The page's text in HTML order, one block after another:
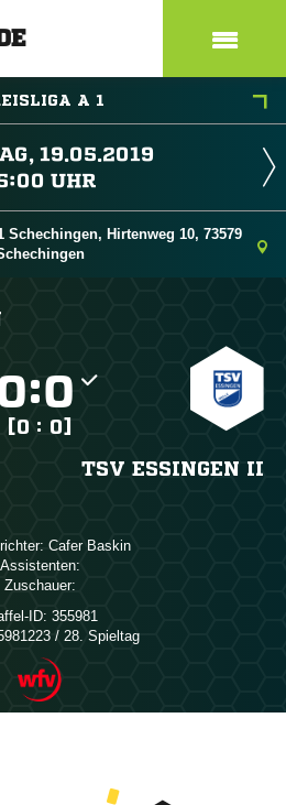
A 1


Schechingen, Hirtenweg 10, 73579
:
[0 : 0]
TSV ESSINGEN II
 
Assistenten:
Zuschauer:
ID: 355981
/ 28. Spieltag